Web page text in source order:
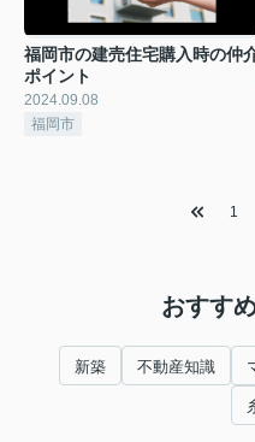
福岡市の建売住宅購入時の仲
ポイント
2024.09.08
福岡市
1
おすす
新築 不動産知識